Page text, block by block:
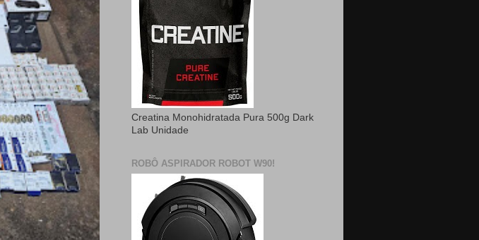
Creatina Monohidratada Pura 500g Dark
Lab Unidade
ROBÔ ASPIRADOR ROBOT W90!